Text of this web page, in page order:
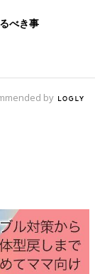
べき事
by